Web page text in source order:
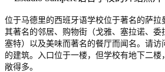
位于马德里的西班牙语学校位于著名的萨拉
其著名的邻居、购物街（戈雅、塞拉诺、委
塞特）以及美味而著名的餐厅而闻名。请访
的建筑。入口位于一楼，但学校有地下二楼
敞得多。